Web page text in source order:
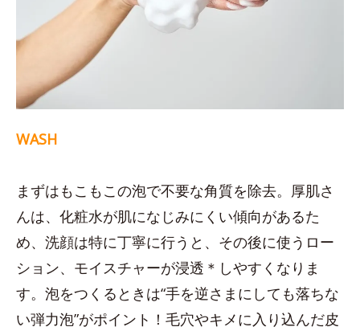
WASH
まずはもこもこの泡で不要な角質を除去。厚肌さ
んは、化粧水が肌になじみにくい傾向があるた
め、洗顔は特に丁寧に行うと、その後に使うロー
ション、モイスチャーが浸透＊しやすくなりま
す。泡をつくるときは“手を逆さまにしても落ちな
い弾力泡”がポイント！毛穴やキメに入り込んだ皮